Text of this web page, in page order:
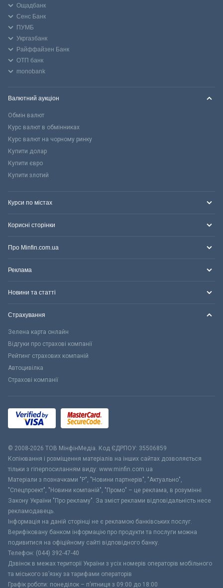
Ощадбанк
Сенс Банк
ПУМБ
Укргазбанк
Райффайзен Банк
ОТП банк
monobank
Валютний аукціон
Обмін валют
Курс валют в обмінниках
Курс валют на чорному ринку
Купити долар
Купити євро
Купити злотий
Курси по містах
Корисні сторінки
Про Minfin.com.ua
Реклама
Новини та статті
Страхування
Зелена карта онлайн
Відгуки про страхові компанії
Рейтинг страхових компаній
Автоцивілка
Страхові компанії
© 2008-2026 ТОВ МiнфiнМедiа. Код ЄДРПОУ: 35506859
Копіювання і розміщення матеріалів на інших сайтах дозволяється
тільки з гіперпосиланням виду: www.minfin.com.ua
Матеріали з позначками "Р", "Новини партнерів", "Актуально",
"Спецпроект", "Новини компаній", "Промо" – це реклама, в розумінні
Закону України "Про рекламу". За зміст реклами відповідальність несе
рекламодавець.
Інформація на даній сторінці не є рекламою банківських послуг.
Верифіковану банком інформацію про продукти та послуги можна
подивитися на офіційному сайті відповідного банку.
Телефон: (044) 392-47-40
Дзвінок в межах території України з усіх номерів операторів мобільного
та міського зв’язку за тарифами операторів
Графік роботи: понеділок – п’ятниця з 09:00 до 18:00